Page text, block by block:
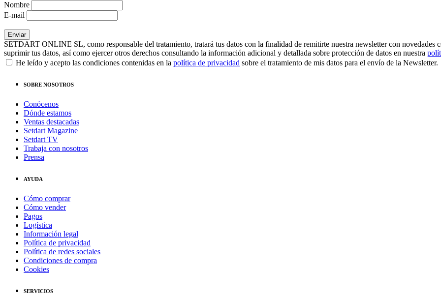
Nombre
E-mail
SETDART ONLINE SL, como responsable del tratamiento, tratará tus datos con la finalidad de remitirte nuestra newsletter con novedades
suprimir tus datos, así como ejercer otros derechos consultando la información adicional y detallada sobre protección de datos en nuestra
He leído y acepto las condiciones contenidas en la política de privacidad sobre el tratamiento de mis datos para el envío de la Newsletter.
SOBRE NOSOTROS
Conócenos
Dónde estamos
Ventas destacadas
Setdart Magazine
Setdart TV
Trabaja con nosotros
Prensa
AYUDA
Cómo comprar
Cómo vender
Pagos
Logística
Información legal
Política de privacidad
Política de redes sociales
Condiciones de compra
Cookies
SERVICIOS